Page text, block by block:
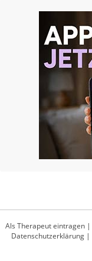
Als Therapeut eintragen |
Datenschutzerklärung|